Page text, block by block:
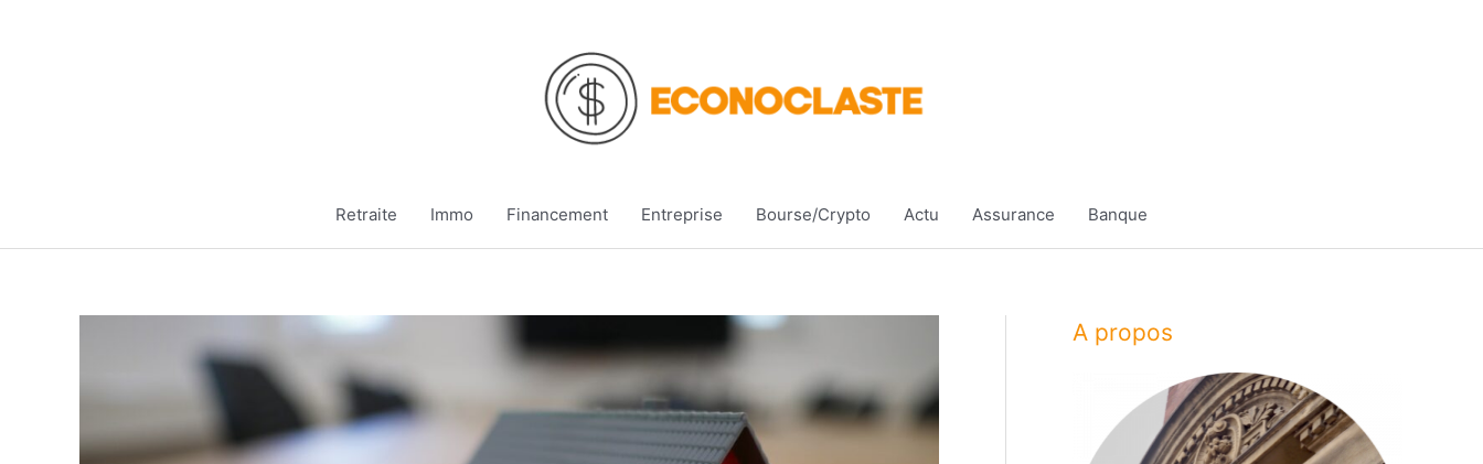
Retraite Immo Financement Entreprise Bourse/Crypto Actu Assurance Banque
A propos